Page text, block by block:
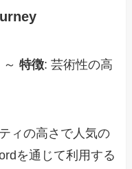
～特徴: 芸術性の高
ィの高さで人気の
を通じて利用する